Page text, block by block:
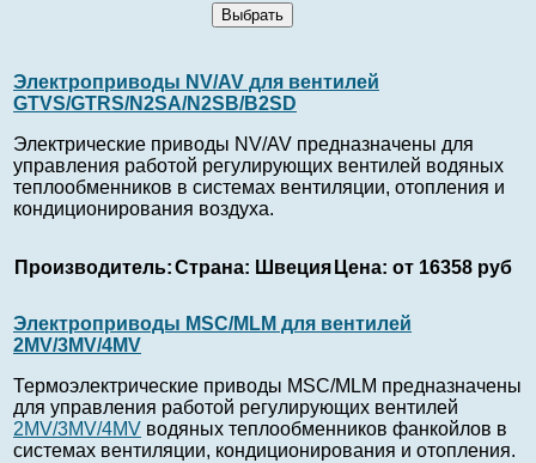
Электроприводы NV/AV для вентилей
GTVS/GTRS/N2SA/N2SB/B2SD
Электрические приводы NV/AV предназначены для
управления работой регулирующих вентилей водяных
теплообменников в системах вентиляции, отопления и
кондиционирования воздуха.
Производитель:Страна: Швеция Цена: от 16358 руб
Электроприводы MSC/MLM для вентилей
2MV/3MV/4MV
Термоэлектрические приводы MSC/MLM предназначены
для управления работой регулирующих вентилей
2MV/3MV/4MV водяных теплообменников фанкойлов в
системах вентиляции, кондиционирования и отопления.